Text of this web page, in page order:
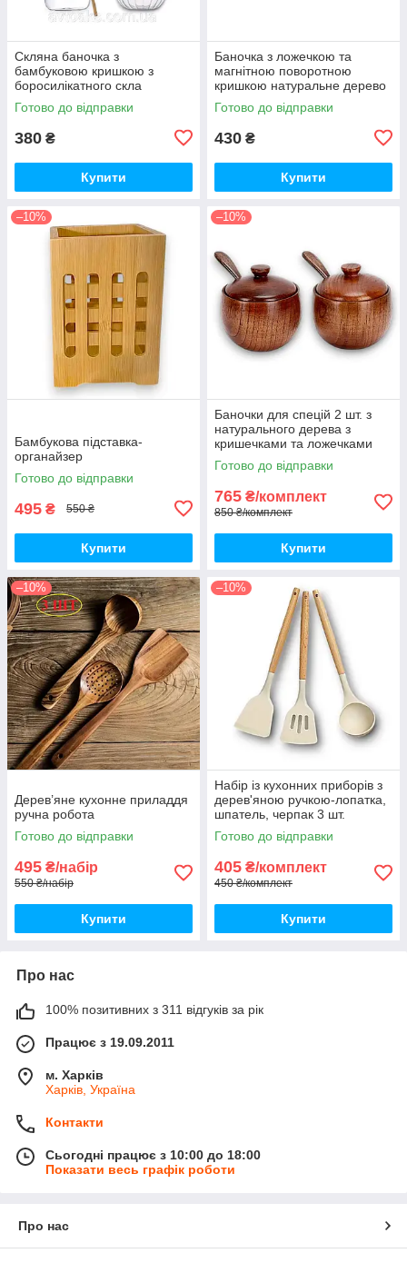
Скляна баночка з
бамбуковою кришкою з
боросилікатного скла
Готово до відправки
380 ₴
Купити
Баночка з ложечкою та
магнітною поворотною
кришкою натуральне дерево
Готово до відправки
430 ₴
Купити
–10%
Бамбукова підставка-
органайзер
Готово до відправки
495 ₴ 550 ₴
Купити
–10%
Баночки для спецій 2 шт. з
натурального дерева з
кришечками та ложечками
Готово до відправки
765 ₴/комплект
850 ₴/комплект
Купити
–10%
Дерев’яне кухонне приладдя
ручна робота
Готово до відправки
495 ₴/набір
550 ₴/набір
Купити
–10%
Набір із кухонних приборів з
дерев'яною ручкою-лопатка,
шпатель, черпак 3 шт.
Готово до відправки
405 ₴/комплект
450 ₴/комплект
Купити
Про нас
100% позитивних з 311 відгуків за рік
Працює з 19.09.2011
м. Харків
Харків, Україна
Контакти
Сьогодні працює з 10:00 до 18:00
Показати весь графік роботи
Про нас